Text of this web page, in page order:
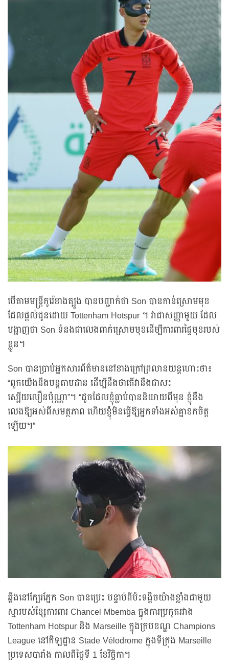
បើតាមមន្ត្រីកូរ៉េខាងត្បូង បានបញ្ជាក់ថា Son បានកាន់ស្រោមមុខ
ដែលផ្តល់ជូនដោយ Tottenham Hotspur ។ វាជាសញ្ញាមួយ ដែល
បង្ហាញថា Son ទំនងជាលេងពាក់ស្រោមមុខដើម្បីការពារផ្ទៃមុខរបស់
ខ្លួន។
Son បានប្រាប់អ្នកសារព័ត៌មាននៅខាងក្រៅព្រលានយន្តហោះថា៖
“ពួកយើងនឹងបន្តតាមដាន ដើម្បីដឹងថាតើវានឹងជាសះ
ស្បើយលឿនប៉ុណ្ណា”។ “ដូចដែលខ្ញុំធ្លាប់បាននិយាយពីមុន ខ្ញុំនឹង
លេងឱ្យអស់ពីសមត្ថភាព ហើយខ្ញុំមិនធ្វើឱ្យអ្នកទាំងអស់គ្នាខកចិត្ត
ឡើយ។”
ឆ្អឹងនៅក្បែរភ្នែក Son បានប្រេះ បន្ទាប់ពីប៉ះទង្គិចយ៉ាងខ្លាំងជាមួយ
ស្មារបស់ខ្សែការពារ Chancel Mbemba ក្នុងការប្រកួតរវាង
Tottenham Hotspur និង Marseille ក្នុងក្របខណ្ឌ Champions
League នៅកីឡដ្ឋាន Stade Vélodrome ក្នុងទីក្រុង Marseille
ប្រទេសបារាំង កាលពីថ្ងៃទី 1 ខែវិច្ឆិកា។